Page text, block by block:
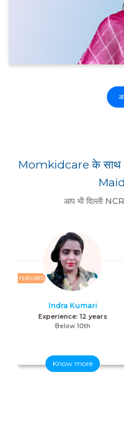
Momkidcare के साथ
आप भी दिल्ली
FEATURED
Indra Kumari
Experience: 12 years
Below 10th
Know more